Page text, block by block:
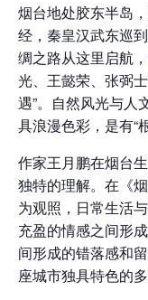
烟台地处胶东半岛
经，秦皇汉武东巡
绸之路从这里启航
光、王懿荣、张弼
遇”。自然风光与人
具浪漫色彩，是有“
作家王月鹏在烟台
独特的理解。在《
为观照，日常生活
充盈的情感之间形
间形成的错落感和
座城市独具特色的多